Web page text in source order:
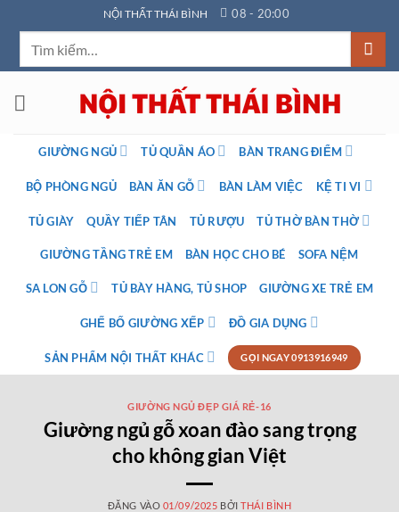
qua
dung
NỘI THẤT THÁI BÌNH 08 - 20:00
GIƯỜNG NGỦ TỦ QUẦN ÁO BÀN TRANG ĐIỂM
BỘ PHÒNG NGỦ BÀN ĂN GỖ BÀN LÀM VIỆC KỆ TI VI
TỦ GIÀY QUẦY TIẾP TÂN TỦ RƯỢU TỦ THỜ BÀN THỜ
GIƯỜNG TẦNG TRẺ EM BÀN HỌC CHO BÉ SOFA NỆM
SA LON GỖ TỦ BÀY HÀNG, TỦ SHOP GIƯỜNG XE TRẺ EM
GHẾ BỐ GIƯỜNG XẾP ĐỒ GIA DỤNG
SẢN PHẨM NỘI THẤT KHÁC GỌI NGAY 0913916949
GIƯỜNG NGỦ ĐẸP GIÁ RẺ-16
Giường ngủ gỗ xoan đào sang trọng
cho không gian Việt
ĐĂNG VÀO 01/09/2025 BỞITHÁI BÌNH